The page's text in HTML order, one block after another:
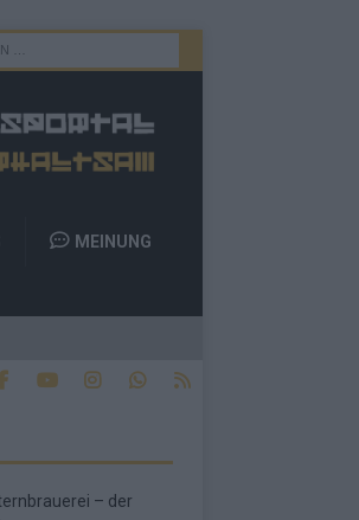
MEINUNG